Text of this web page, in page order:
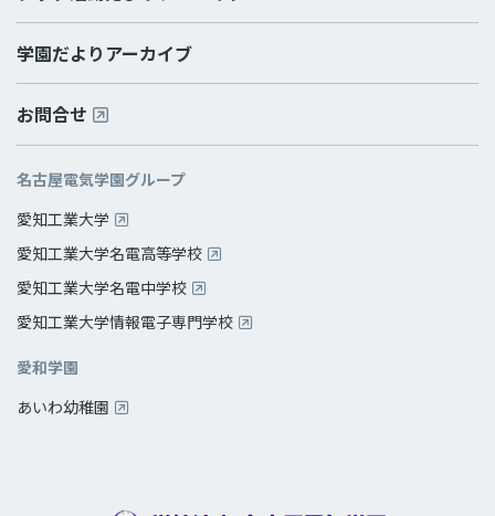
学園だよりアーカイブ
お問合せ
名古屋電気学園グループ
愛知工業大学
愛知工業大学名電高等学校
愛知工業大学名電中学校
愛知工業大学情報電子専門学校
愛和学園
あいわ幼稚園